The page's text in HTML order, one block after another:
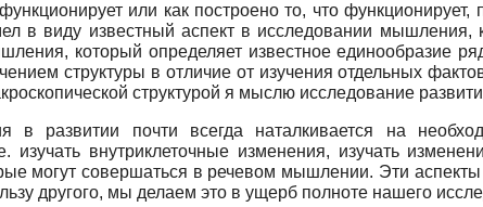
или как построено то, что
в виду известный аспект в исследовании
который определяет известное единообразие
структуры в отличие от изучения отдельных
структурой я мыслю исследование
в развитии почти всегда наталкивается на
изучать внутриклеточные изменения, изучать
могут совершаться в речевом мышлении. Эти
другого, мы делаем это в ущерб полноте нашего